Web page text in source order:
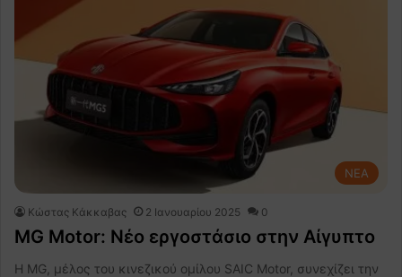
NEA
Κώστας Κάκκαβας 2 Ιανουαρίου 2025 0
MG Motor: Νέο εργοστάσιο στην Αίγυπτο
Η MG, μέλος του κινεζικού ομίλου SAIC Motor, συνεχίζει την